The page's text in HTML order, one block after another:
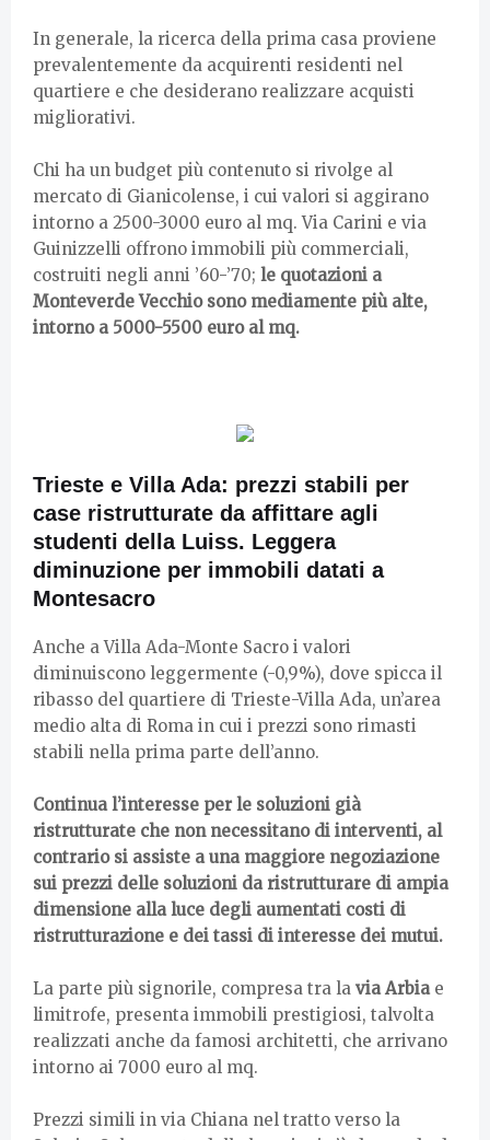
In generale, la ricerca della prima casa proviene
prevalentemente da acquirenti residenti nel
quartiere e che desiderano realizzare acquisti
migliorativi.
Chi ha un budget più contenuto si rivolge al
mercato di Gianicolense, i cui valori si aggirano
intorno a 2500-3000 euro al mq. Via Carini e via
Guinizzelli offrono immobili più commerciali,
costruiti negli anni ’60-’70; le quotazioni a
Monteverde Vecchio sono mediamente più alte,
intorno a 5000-5500 euro al mq.
Trieste e Villa Ada: prezzi stabili per
case ristrutturate da affittare agli
studenti della Luiss. Leggera
diminuzione per immobili datati a
Montesacro
Anche a Villa Ada-Monte Sacro i valori
diminuiscono leggermente (-0,9%), dove spicca il
ribasso del quartiere di Trieste-Villa Ada, un’area
medio alta di Roma in cui i prezzi sono rimasti
stabili nella prima parte dell’anno.
Continua l’interesse per le soluzioni già
ristrutturate che non necessitano di interventi, al
contrario si assiste a una maggiore negoziazione
sui prezzi delle soluzioni da ristrutturare di ampia
dimensione alla luce degli aumentati costi di
ristrutturazione e dei tassi di interesse dei mutui.
La parte più signorile, compresa tra la via Arbia e
limitrofe, presenta immobili prestigiosi, talvolta
realizzati anche da famosi architetti, che arrivano
intorno ai 7000 euro al mq.
Prezzi simili in via Chiana nel tratto verso la